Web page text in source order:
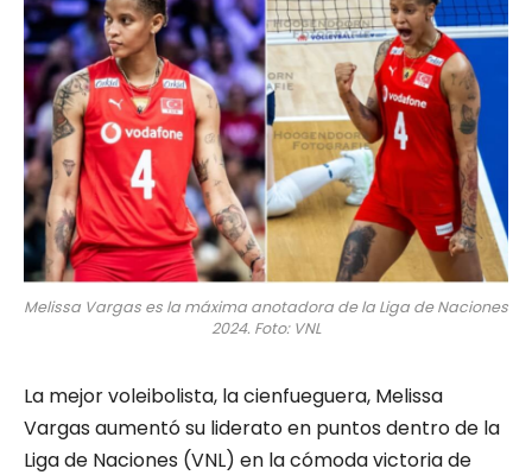
Melissa Vargas es la máxima anotadora de la Liga de Naciones
2024. Foto: VNL
La mejor voleibolista, la cienfueguera, Melissa
Vargas aumentó su liderato en puntos dentro de la
Liga de Naciones (VNL) en la cómoda victoria de